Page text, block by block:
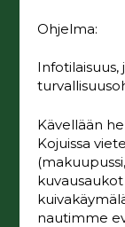
Ohjelma:
Infotilaisuus,
Kävellään
Kojuissa
nautimme